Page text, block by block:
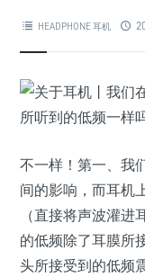
HEADPHONE 耳机
不一样！第一、我
间的影响，而耳机
（直接将声波灌
的低频除了耳膜所
头所接受到的低频